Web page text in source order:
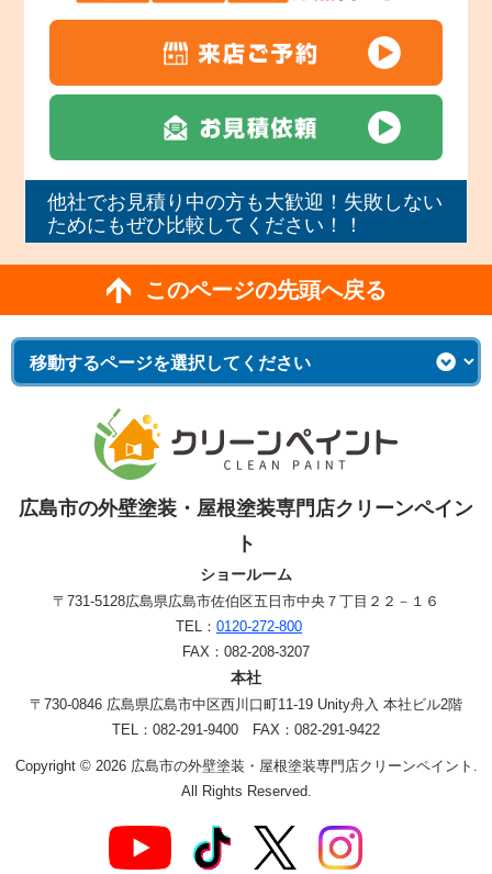
他社でお見積り中の方も大歓迎！失敗しない
ためにもぜひ比較してください！！
このページの先頭へ戻る
広島市の外壁塗装・屋根塗装専門店クリーンペイン
ト
ショールーム
〒731-5128広島県広島市佐伯区五日市中央７丁目２２－１６
TEL： 0120-272-800
FAX：082-208-3207
本社
〒730-0846 広島県広島市中区西川口町11-19 Unity舟入 本社ビル2階
TEL：082-291-9400 FAX：082-291-9422
Copyright © 2026 広島市の外壁塗装・屋根塗装専門店クリーンペイント.
All Rights Reserved.